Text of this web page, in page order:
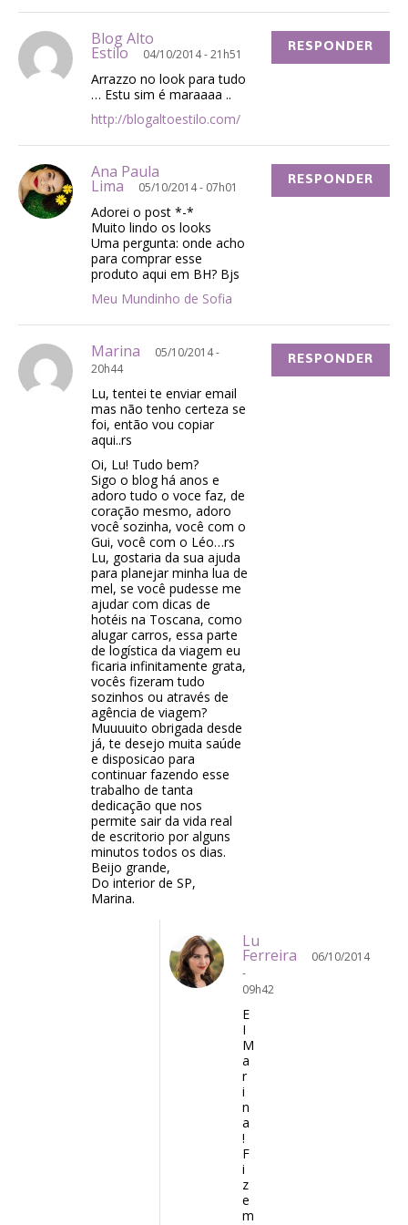
Blog Alto
Estilo 04/10/2014 - 21h51
Arrazzo no look para tudo
… Estu sim é maraaaa ..
http://blogaltoestilo.com/
RESPONDER
Ana Paula
Lima 05/10/2014 - 07h01
Adorei o post *-*
Muito lindo os looks
Uma pergunta: onde acho
para comprar esse
produto aqui em BH? Bjs
Meu Mundinho de Sofia
RESPONDER
Marina
05/10/2014 -
20h44
Lu, tentei te enviar email
mas não tenho certeza se
foi, então vou copiar
aqui..rs
Oi, Lu! Tudo bem?
Sigo o blog há anos e
adoro tudo o voce faz, de
coração mesmo, adoro
você sozinha, você com o
Gui, você com o Léo…rs
Lu, gostaria da sua ajuda
para planejar minha lua de
mel, se você pudesse me
ajudar com dicas de
hotéis na Toscana, como
alugar carros, essa parte
de logística da viagem eu
ficaria infinitamente grata,
vocês fizeram tudo
sozinhos ou através de
agência de viagem?
Muuuuito obrigada desde
já, te desejo muita saúde
e disposicao para
continuar fazendo esse
trabalho de tanta
dedicação que nos
permite sair da vida real
de escritorio por alguns
minutos todos os dias.
Beijo grande,
Do interior de SP,
Marina.
RESPONDER
Lu
Ferreira
06/10/2014
-
09h42
E
I
M
a
r
i
n
a
!
F
i
z
e
m